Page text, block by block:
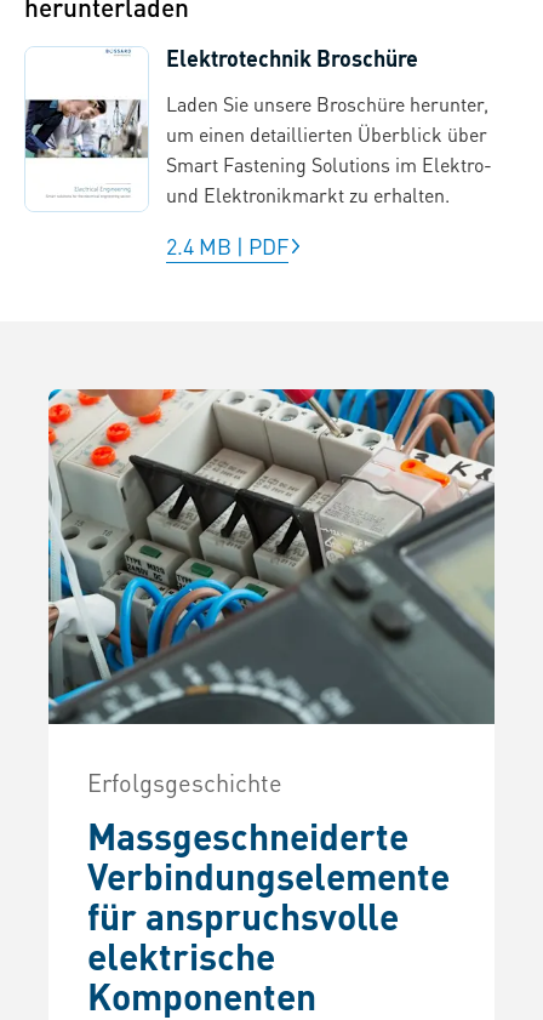
Elektrotechnik Broschüre
Laden Sie unsere Broschüre herunter,
um einen detaillierten Überblick über
Smart Fastening Solutions im Elektro-
und Elektronikmarkt zu erhalten.
2.4 MB | PDF
Erfolgsgeschichte
Massgeschneiderte
Verbindungselemente
für anspruchsvolle
elektrische
Komponenten